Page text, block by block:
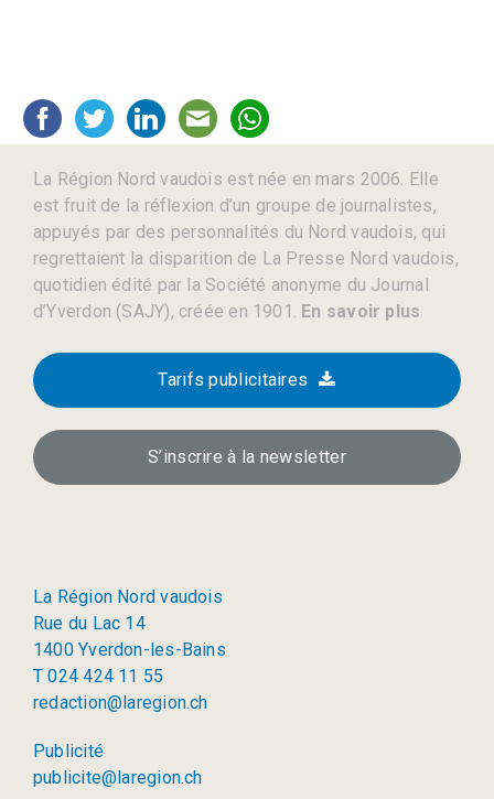
La Région Nord vaudois est née en mars 2006. Elle
est fruit de la réflexion d’un groupe de journalistes,
appuyés par des personnalités du Nord vaudois, qui
regrettaient la disparition de La Presse Nord vaudois,
quotidien édité par la Société anonyme du Journal
d’Yverdon (SAJY), créée en 1901. En savoir plus
Tarifs publicitaires
S’inscrire à la newsletter
La Région Nord vaudois
Rue du Lac 14
1400 Yverdon-les-Bains
T 024 424 11 55
redaction@laregion.ch
Publicité
publicite@laregion.ch